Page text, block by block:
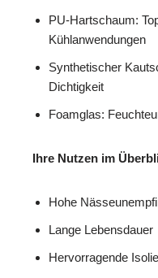
PU-Hartschaum:
Kühlanwendungen
Synthetischer
Dichtigkeit
Foamglas:
Ihre Nutzen im
Hohe
Lange Lebensdauer
Hervorragende